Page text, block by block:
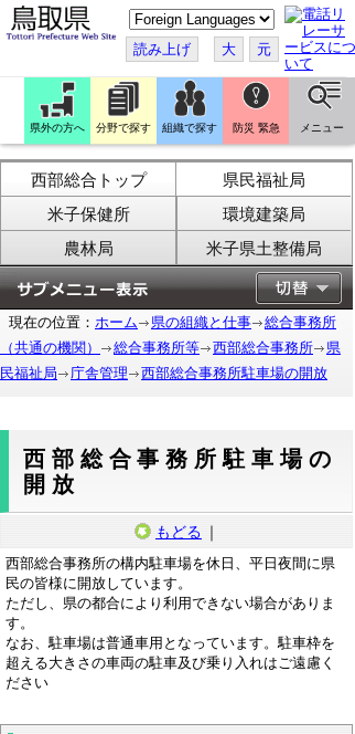
こ
の
ペ
ー
ジ
を
翻
訳
す
る
読み上げ 大 元
県外の方へ 分野で探す 組織で探す 防災 緊急 メニュー
西部総合トップ
県民福祉局
米子保健所
環境建築局
農林局
米子県土整備局
現在の位置： ホーム 県の組織と仕事
総合事務所
（共通の機関）
総合事務所等 西部総合事務所
県
民福祉局
庁舎管理 西部総合事務所駐車場の開放
西部総合事務所駐車場の
開放
もどる ｜
西部総合事務所の構内駐車場を休日、平日夜間に県
民の皆様に開放しています。
ただし、県の都合により利用できない場合がありま
す。
なお、駐車場は普通車用となっています。駐車枠を
超える大きさの車両の駐車及び乗り入れはご遠慮く
ださい